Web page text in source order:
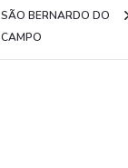
SÃO BERNARDO DO
CAMPO